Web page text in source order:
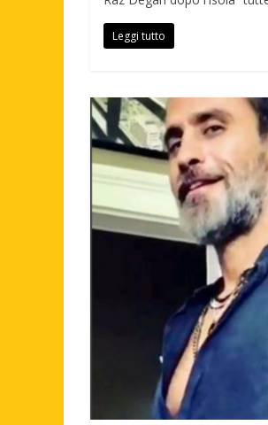
Leggi tutto